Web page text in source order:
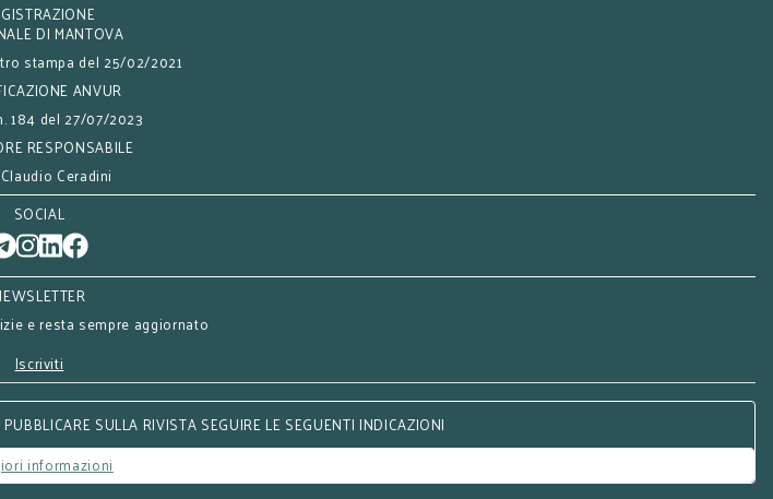
DI MANTOVA
stampa del 25/02/2021
ANVUR
184 del 27/07/2023
RESPONSABILE
Ceradini
SOCIAL
e resta sempre aggiornato
Iscriviti
SULLA RIVISTA SEGUIRE LE SEGUENTI INDICAZIONI
informazioni